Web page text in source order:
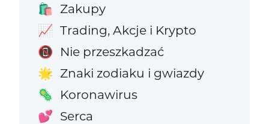
🛍️ Zakupy
📈 Trading, Akcje i Krypto
📵 Nie przeszkadzać
🌟 Znaki zodiaku i gwiazdy
🦠 Koronawirus
💕 Serca